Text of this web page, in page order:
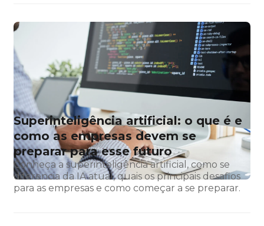
Superinteligência artificial: o que é e
como as empresas devem se
preparar para esse futuro
Conheça a superinteligência artificial, como se
diferencia da IA atual, quais os principais desafios
para as empresas e como começar a se preparar.